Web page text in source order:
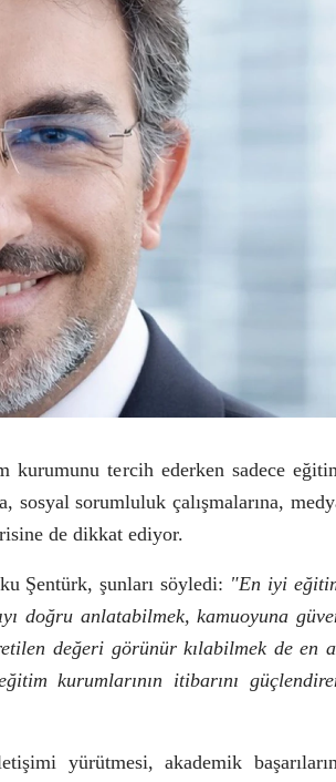
kurumunu tercih ederken sadece
sosyal sorumluluk çalışmalarına,
de dikkat ediyor.
Şentürk, şunları söyledi: "En iyi
doğru anlatabilmek, kamuoyuna
değeri görünür kılabilmek de en
kurumlarının itibarını
yürütmesi, akademik